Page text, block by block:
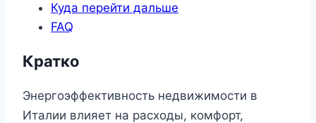
Куда перейти дальше
FAQ
Кратко
Энергоэффективность недвижимости в
Италии влияет на расходы, комфорт,